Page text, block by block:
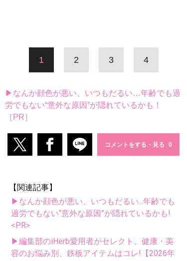
1 2 3 4
▶なんか顔色が悪い、いつもだるい…年齢でも過
労でもない“意外な原因”が隠れているかも！
［PR］
コメントをする・見る
【関連記事】
▶なんか顔色が悪い、いつもだるい...年齢でも
過労でもない“意外な原因”が隠れているかも!
<PR>
▶編集部のiHerb愛用者がセレクト。健康・美
容のお悩み別、鉄板アイテムはコレ!【2026年